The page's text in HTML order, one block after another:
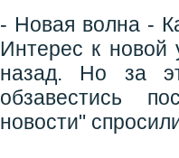
- Новая волна -
Интерес к новой
назад. Но за
обзавестись
новости"